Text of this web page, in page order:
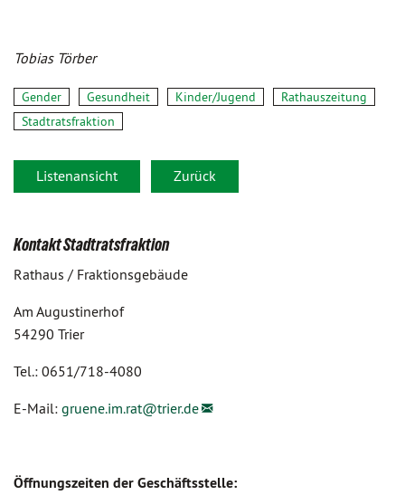
Tobias Törber
Gender Gesundheit Kinder/Jugend
Rathauszeitung
Stadtratsfraktion
Listenansicht Zurück
Kontakt Stadtratsfraktion
Rathaus / Fraktionsgebäude
Am Augustinerhof
54290 Trier
Tel.: 0651/718-4080
E-Mail: gruene.im.rat@trier.de
Öffnungszeiten der Geschäftsstelle: